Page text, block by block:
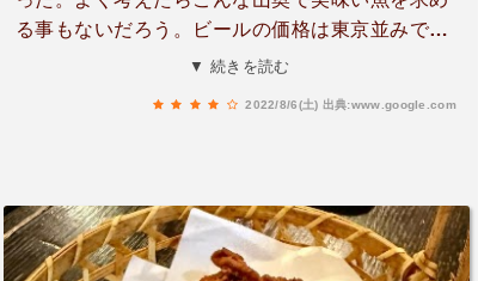
る事もないだろう。ビールの価格は東京並みで、
コロナ前のインバウンド効果でインフレしたのだ
▼ 続きを読む
2022/8/6(土) 出典:www.google.com